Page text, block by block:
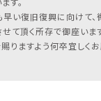
い復旧復興に向けて、
て頂く所存で御座いま
りますよう何卒宜しくお